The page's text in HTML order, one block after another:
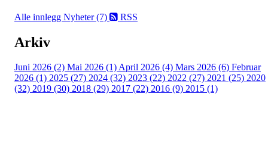
Alle innlegg Nyheter (7) RSS
Arkiv
Juni 2026 (2) Mai 2026 (1)April 2026 (4) Mars 2026 (6) Februar
2026 (1) 2025 (27) 2024 (32) 2023 (22) 2022 (27) 2021 (25) 2020
(32) 2019 (30) 2018 (29) 2017 (22) 2016 (9) 2015 (1)